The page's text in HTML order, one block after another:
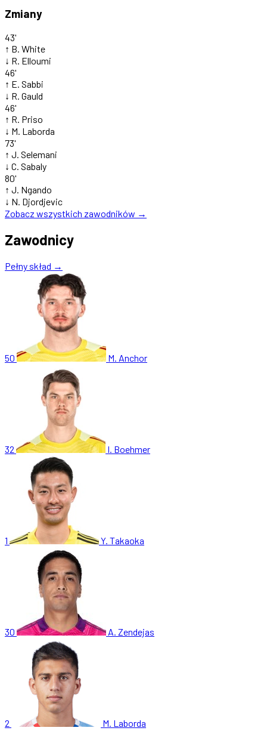
Zmiany
43'
↑ B. White
↓ R. Elloumi
46'
↑ E. Sabbi
↓ R. Gauld
46'
↑ R. Priso
↓ M. Laborda
73'
↑ J. Selemani
↓ C. Sabaly
80'
↑ J. Ngando
↓ N. Djordjevic
Zobacz wszystkich zawodników →
Zawodnicy
Pełny skład →
50 M. Anchor
32 I. Boehmer
1 Y. Takaoka
30 A. Zendejas
2 M. Laborda